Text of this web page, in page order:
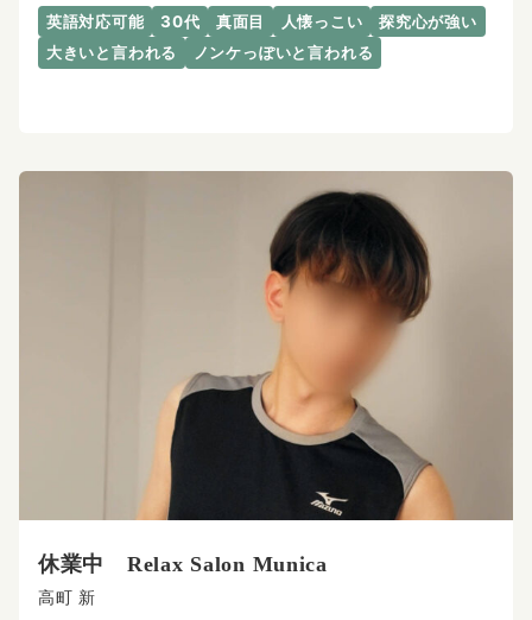
英語対応可能 30代 真面目 人懐っこい
探究心が強い
大きいと言われる
ノンケっぽいと言われる
休業中 Relax Salon Munica
高町 新